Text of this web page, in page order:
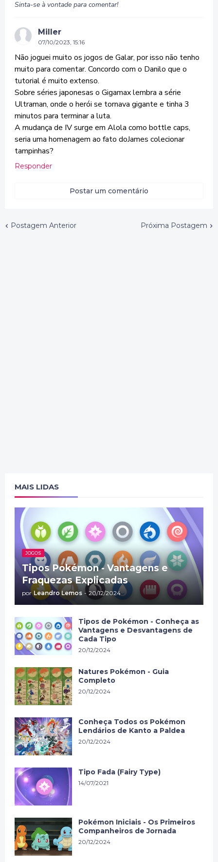
Sinta-se à vontade para comentar!
Miller
07/10/2023, 15:16
Não joguei muito os jogos de Galar, por isso não tenho
muito para comentar. Concordo com o Danilo que o
tutorial é muito extenso.
Sobre séries japonesas o Gigamax lembra a série
Ultraman, onde o herói se tornava gigante e tinha 3
minutos para terminar a luta.
A mudança de IV surge em Alola como bottle caps,
seria uma homenagem ao fato doJames colecionar
tampinhas?
Responder
Postar um comentário
Postagem Anterior Próxima Postagem
MAIS LIDAS
JOGOS
Tipos Pokémon - Vantagens e
Fraquezas Explicadas
por Leandro Lemos - 20/12/2024
Tipos de Pokémon - Conheça as
Vantagens e Desvantagens de
Cada Tipo
20/12/2024
Natures Pokémon - Guia
Completo
20/12/2024
Conheça Todos os Pokémon
Lendários de Kanto a Paldea
20/12/2024
Tipo Fada (Fairy Type)
14/07/2021
Pokémon Iniciais - Os Primeiros
Companheiros de Jornada
20/12/2024